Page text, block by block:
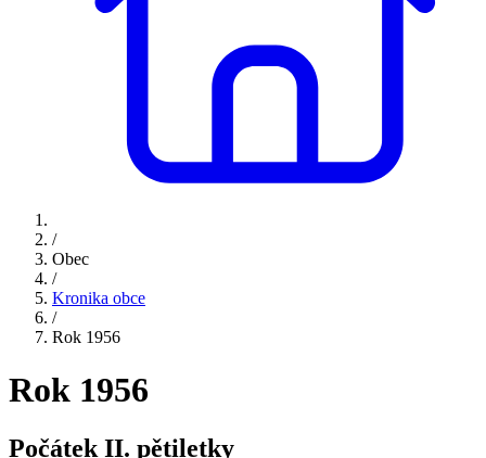
/
Obec
/
Kronika obce
/
Rok 1956
Rok 1956
Počátek II. pětiletky